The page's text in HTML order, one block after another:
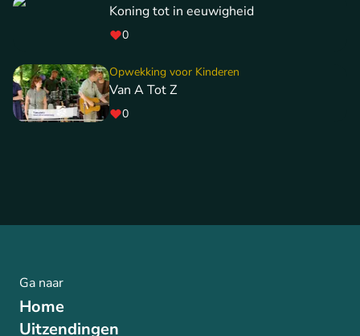
Koning tot in eeuwigheid
0
Opwekking voor Kinderen
Van A Tot Z
0
Ga naar
Home
Uitzendingen